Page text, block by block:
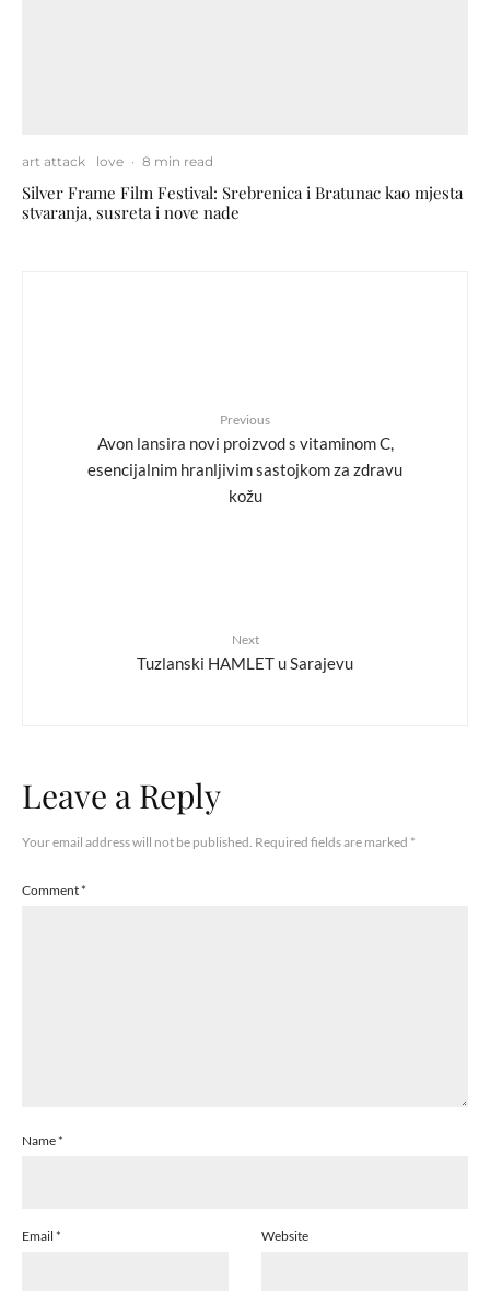
art attack love · 8 min read
Silver Frame Film Festival: Srebrenica i Bratunac kao mjesta
stvaranja, susreta i nove nade
Previous
Avon lansira novi proizvod s vitaminom C,
esencijalnim hranljivim sastojkom za zdravu
kožu
Next
Tuzlanski HAMLET u Sarajevu
Leave a Reply
Your email address will not be published. Required fields are marked *
Comment*
Name*
Email * Website